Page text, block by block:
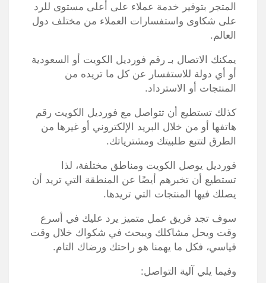
المتجر بتوفير خدمة عملاء على أعلى مستوى للرد
على شكاوى واستفسارات العملاء من مختلف دول
العالم.
يمكنك الاتصال بـ رقم فورديل الكويت أو السعودية
أو أي دولة للاستفسار عن كل ما تريده من
المنتجات أو الاسترداد.
كذلك تستطيع أن تتواصل مع فورديل الكويت رقم
هاتفها أو من خلال البريد الإلكتروني أو غيرها من
الطرق لتتبع طلبيتك ومشترياتك.
فورديل يوصل الكويت ومناطق مختلفة، لذا
تستطيع أن تخبرهم أيضًا عن المنطقة التي تريد أن
يصلك فيها المنتجات التي تريدها.
سوف تجد فريق عمل متميز يرد عليك في أسرع
وقت ويحل مشاكلك ويبحث في شكواك خلال وقت
قياسي، فكل ما يهمنا هو راحتك ورضاك التام.
وفيما يلي آلية التواصل: